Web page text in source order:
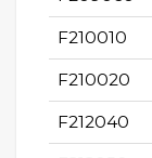
F210010
F210020
F212040